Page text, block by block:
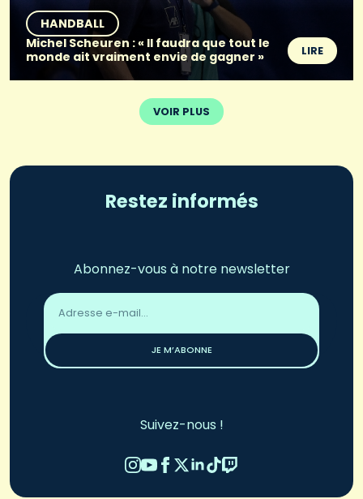
HANDBALL
Michel Scheuren : « Il faudra que tout le
monde ait vraiment envie de gagner »
LIRE
VOIR PLUS
Restez informés
Abonnez-vous à notre newsletter
Adresse
email
JE M’ABONNE
Suivez-nous !